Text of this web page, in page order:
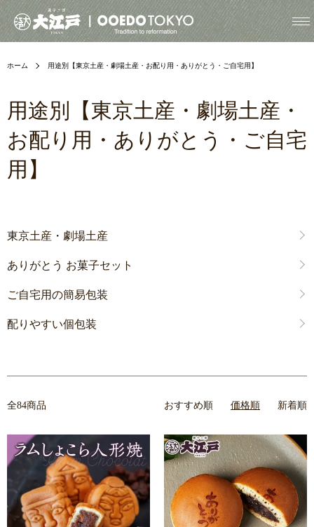
ホーム 用途別【東京土産・劇場土産・お配り用・ありがとう・ご自宅用】
用途別【東京土産・劇場土産・
お配り用・ありがとう・ご自宅
用】
東京土産・劇場土産
ありがとう お菓子セット
ご自宅用の簡易包装
配りやすい個包装
全84商品 おすすめ順 価格順 新着順